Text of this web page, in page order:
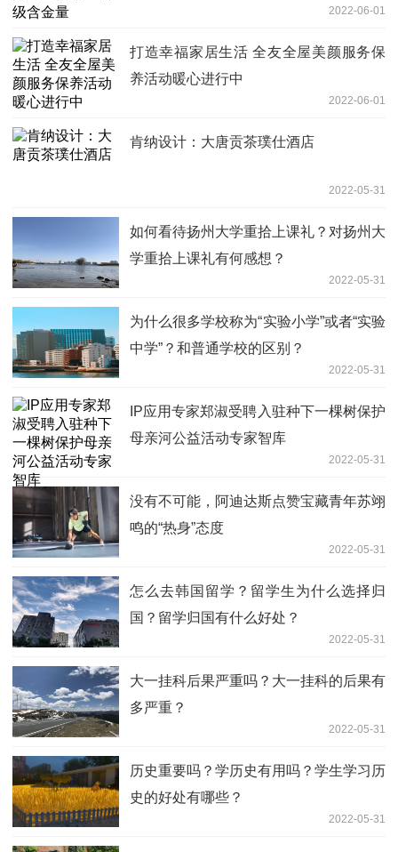
2022-06-01
打造幸福家居生活 全友全屋美颜服务保
养活动暖心进行中
2022-06-01
肯纳设计：大唐贡茶璞仕酒店
2022-05-31
如何看待扬州大学重拾上课礼？对扬州大
学重拾上课礼有何感想？
2022-05-31
为什么很多学校称为“实验小学”或者“实验
中学”？和普通学校的区别？
2022-05-31
IP应用专家郑淑受聘入驻种下一棵树保护
母亲河公益活动专家智库
2022-05-31
没有不可能，阿迪达斯点赞宝藏青年苏翊
鸣的“热身”态度
2022-05-31
怎么去韩国留学？留学生为什么选择归
国？留学归国有什么好处？
2022-05-31
大一挂科后果严重吗？大一挂科的后果有
多严重？
2022-05-31
历史重要吗？学历史有用吗？学生学习历
史的好处有哪些？
2022-05-31